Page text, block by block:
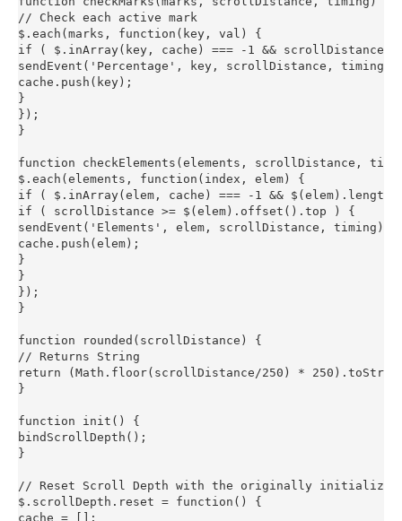
// Check each active mark
$.each(marks, function(key, val) {
if ( $.inArray(key, cache) === -1 && scrollDistance
sendEvent('Percentage', key, scrollDistance, timing);
cache.push(key);
}
});
}
function checkElements(elements, scrollDistance,
$.each(elements, function(index, elem) {
if ( $.inArray(elem, cache) === -1 && $(elem).length
if ( scrollDistance >= $(elem).offset().top ) {
sendEvent('Elements', elem, scrollDistance, timing);
cache.push(elem);
}
}
});
}
function rounded(scrollDistance) {
// Returns String
return (Math.floor(scrollDistance/250) *
}
function init() {
bindScrollDepth();
}
// Reset Scroll Depth with the originally initialized
$.scrollDepth.reset = function() {
cache = [];